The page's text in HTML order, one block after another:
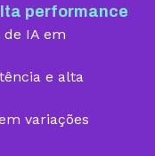
performance
de IA em
e alta
variações